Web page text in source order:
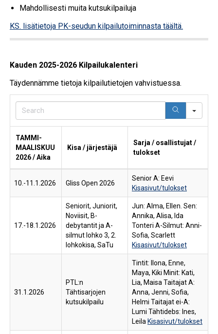
Mahdollisesti muita kutsukilpailuja
KS. lisätietoja PK-seudun kilpailutoiminnasta täältä.
Kauden 2025-2026 Kilpailukalenteri
Täydennämme tietoja kilpailutietojen vahvistuessa.
TAMMI-
MAALISKUU
2026 / Aika
Kisa / järjestäjä
Sarja / osallistujat /
tulokset
10.-11.1.2026 Gliss Open 2026
Senior A: Eevi
Kisasivut/tulokset
17.-18.1.2026
Seniorit, Juniorit,
Noviisit, B-
debytantit ja A-
silmut lohko 3, 2.
lohkokisa, SaTu
Jun: Alma, Ellen. Sen:
Annika, Alisa, Ida
Tonteri A-Silmut: Anni-
Sofia, Scarlett
Kisasivut/tulokset
31.1.2026
PTL:n
Tähtisarjojen
kutsukilpailu
Tintit: Ilona, Enne,
Maya, Kiki Minit: Kati,
Lia, Maisa Taitajat A:
Anna, Jenni, Sofia,
Helmi Taitajat ei-A:
Lumi Tähtidebs: Ines,
Leila Kisasivut/tulokset